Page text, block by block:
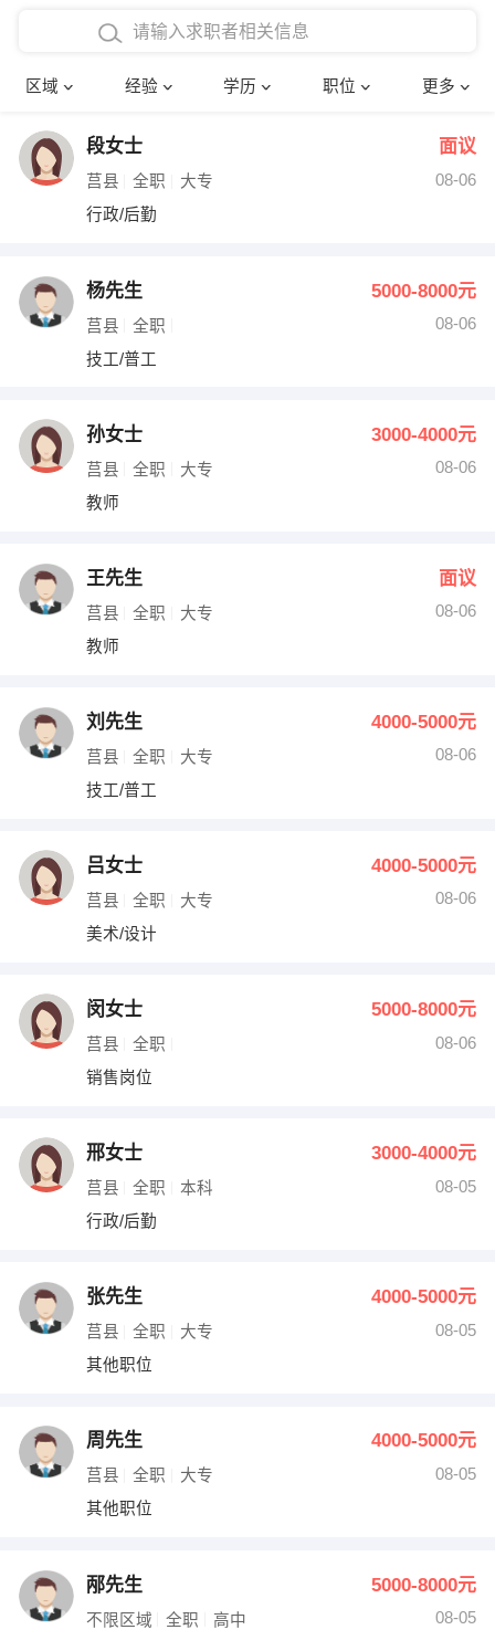
区域 经验 学历 职位 更多
在校学生工作经验
四年以上工作经验
五年以上工作经验
博士
文员
财务会计
网络IT
收银员
水电/机修
编辑
其他职位
确定
段女士 面议
莒县 全职 大专
08-06
行政/后勤
杨先生 5000-8000元
莒县 全职
08-06
技工/普工
孙女士 3000-4000元
莒县 全职 大专
08-06
教师
王先生 面议
莒县 全职 大专
08-06
教师
刘先生 4000-5000元
莒县 全职 大专
08-06
技工/普工
吕女士 4000-5000元
莒县 全职 大专
08-06
美术/设计
闵女士 5000-8000元
莒县 全职
08-06
销售岗位
邢女士 3000-4000元
莒县 全职 本科
08-05
行政/后勤
张先生 4000-5000元
莒县 全职 大专
08-05
其他职位
周先生 4000-5000元
莒县 全职 大专
08-05
其他职位
邴先生 5000-8000元
不限区域 全职 高中
08-05